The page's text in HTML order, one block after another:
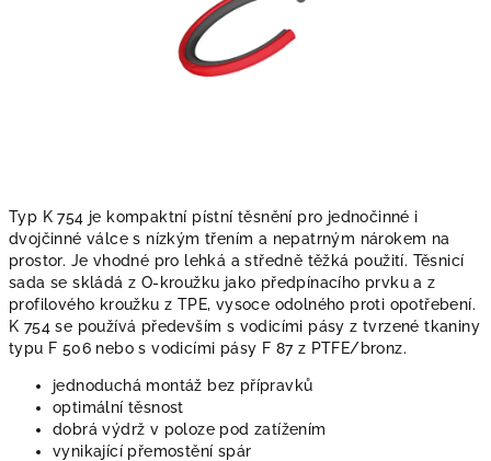
Typ K 754 je kompaktní pístní těsnění pro jednočinné i
dvojčinné válce s nízkým třením a nepatrným nárokem na
prostor. Je vhodné pro lehká a středně těžká použití. Těsnicí
sada se skládá z O-kroužku jako předpínacího prvku a z
profilového kroužku z TPE, vysoce odolného proti opotřebení.
K 754 se používá především s vodicími pásy z tvrzené tkaniny
typu F 506 nebo s vodicími pásy F 87 z PTFE/bronz.
jednoduchá montáž bez přípravků
optimální těsnost
dobrá výdrž v poloze pod zatížením
vynikající přemostění spár